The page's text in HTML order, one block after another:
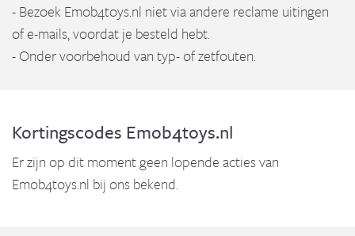
- Bezoek Emob4toys.nl niet via andere reclame uitingen
of e-mails, voordat je besteld hebt.
- Onder voorbehoud van typ- of zetfouten.
Kortingscodes Emob4toys.nl
Er zijn op dit moment geen lopende acties van
Emob4toys.nl bij ons bekend.